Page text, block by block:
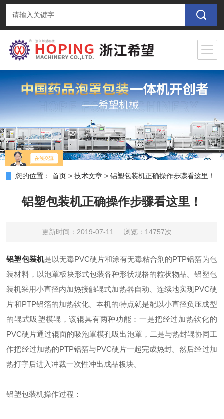
您的位置： 首页 >技术文章 >铝塑包装机正确操作步骤看这里！
铝塑包装机正确操作步骤看这里！
更新时间：2019-07-11 浏览：14757次
铝塑包装机是以无毒PVC硬片和涂有无毒粘合剂的PTP铝箔为包
装材料，以泡罩板块形式包装各种形状规格的粒状物品。铝塑包
装机采用小直径内加热接触辊式加热器自动、连续地实现PVC硬
片和PTP铝箔的加热软化。本机的特点就是配以小直径负压成型
的辊式吸塑模辊，该辊具有两种功能：一是把经过加热软化的
PVC硬片通过辊面的吸泡罩模孔吸出泡罩，二是与热封辊协同工
作把经过加热的PTP铝箔与PVC硬片一起完成热封。然后经过加
热打字后进入冲裁一次性冲出成品板块。
铝塑包装机操作过程：